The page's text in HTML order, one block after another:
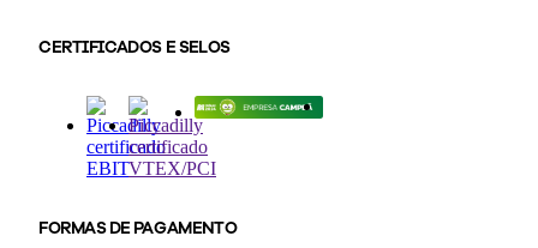
CERTIFICADOS E SELOS
FORMAS DE PAGAMENTO